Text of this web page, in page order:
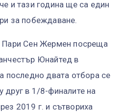
и тази година ще са един
за побеждаване.
Пари Сен Жермен посреща
Юнайтед в
последно двата отбора се
друг в 1/8-финалите на
2019 г. и сътвориха